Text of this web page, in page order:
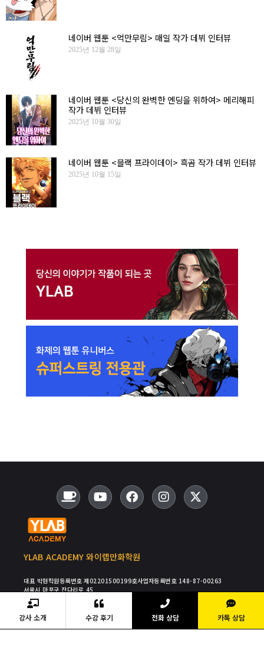
네이버 웹툰 <억만무림> 매일 작가 데뷔 인터뷰
2025년 12월 28일
네이버 웹툰 <당신의 완벽한 엔딩을 위하여> 메리해피
작가 데뷔 인터뷰
2025년 10월 30일
네이버 웹툰 <블랙 프라이데이> 흑곰 작가 데뷔 인터뷰
2025년 10월 15일
YLAB ACADEMY 와이랩만화학원
대표 박현학원등록번호 제02201500199호사업자등록번호 148-87-00263
서울시 마포구 잔다리로 45
TEL : 02-334-0808
FAX : 02-334-0801
E-MAIL : ADMIN@YLABAC.KR
COPYRIGHT Ⓒ2015 YLAB ACADEMY ALL RIGHT RESERVED
강사 소개 수강 후기 전화 상담 카톡 상담